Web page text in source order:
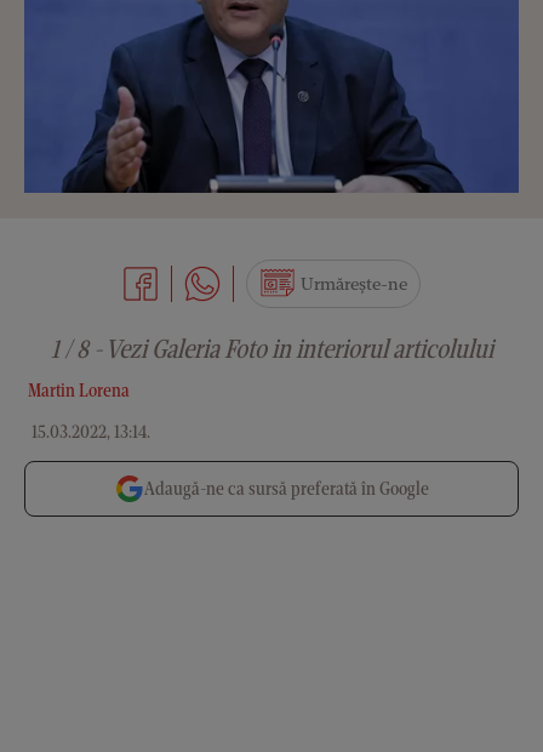
Martin Lorena
15.03.2022, 13:14.
Urmărește-ne
1 / 8 - Vezi Galeria Foto in interiorul articolului
Adaugă-ne ca sursă preferată în Google